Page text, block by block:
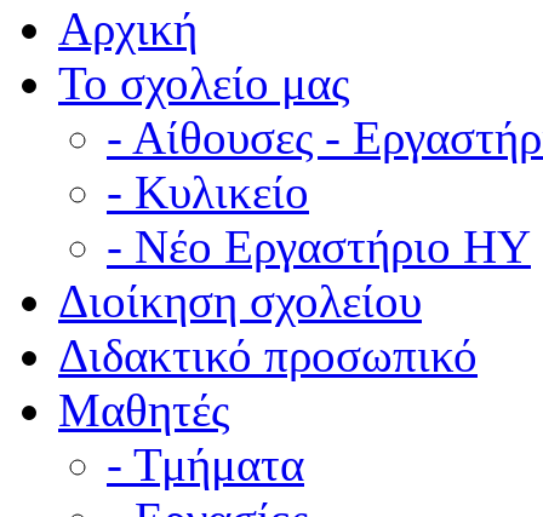
Αρχική
Το σχολείο μας
- Αίθουσες -
- Κυλικείο
- Νέο Εργαστήριο ΗΥ
Διοίκηση σχολείου
Διδακτικό προσωπικό
Μαθητές
- Τμήματα